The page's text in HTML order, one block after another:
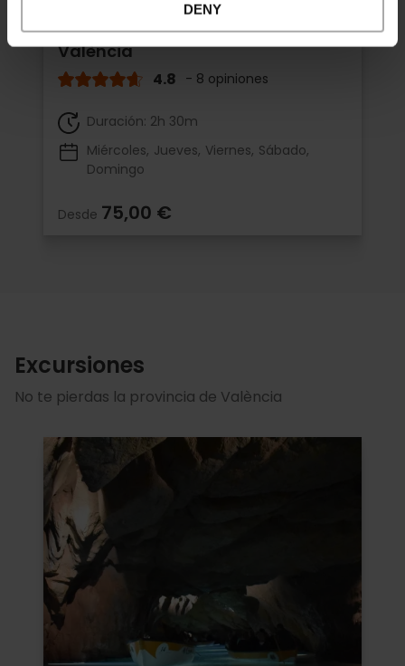
DENY
Cena con tablao flamenco en
València
4.8 - 8 opiniones
Duración: 2h 30m
Miércoles Jueves Viernes Sábado
Domingo
Desde 75,00 €
Excursiones
No te pierdas la provincia de València